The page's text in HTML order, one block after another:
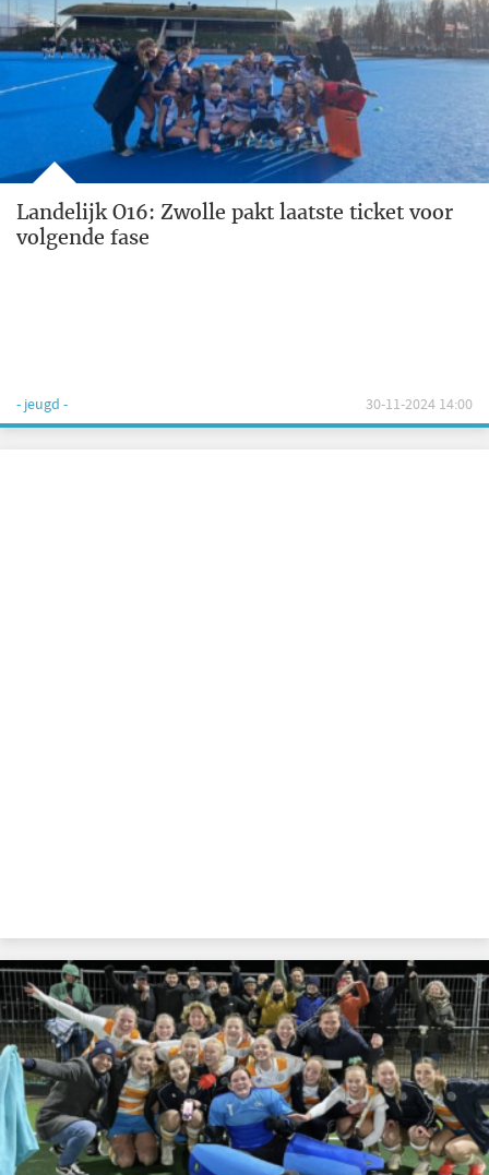
Landelijk O16: Zwolle pakt laatste ticket voor
volgende fase
- jeugd - 30-11-2024 14:00